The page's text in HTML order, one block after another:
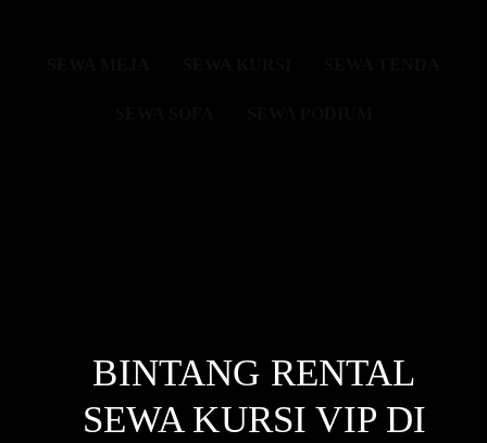
BINTANG RENTAL
SEWA KURSI VIP DI